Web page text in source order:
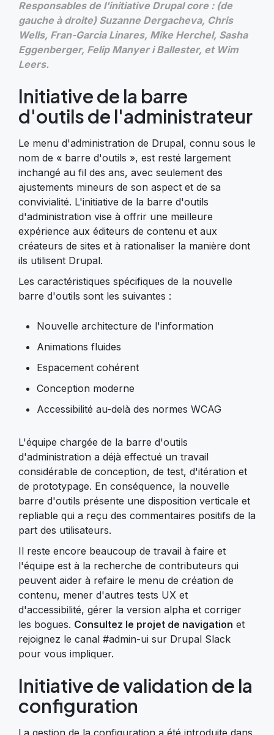
Responsables de l'initiative Drupal core : (de
gauche à droite) Suzanne Dergacheva, Chris
Wells, Fran-Garcia Linares, Mike Herchel, Sasha
Eggenberger, Felip Manyer i Ballester, et Wim
Leers.
Initiative de la barre
d'outils de l'administrateur
Le menu d'administration de Drupal, connu sous le
nom de « barre d'outils », est resté largement
inchangé au fil des ans, avec seulement des
ajustements mineurs de son aspect et de sa
convivialité. L'initiative de la barre d'outils
d'administration vise à offrir une meilleure
expérience aux éditeurs de contenu et aux
créateurs de sites et à rationaliser la manière dont
ils utilisent Drupal.
Les caractéristiques spécifiques de la nouvelle
barre d'outils sont les suivantes :
Nouvelle architecture de l'information
Animations fluides
Espacement cohérent
Conception moderne
Accessibilité au-delà des normes WCAG
L'équipe chargée de la barre d'outils
d'administration a déjà effectué un travail
considérable de conception, de test, d'itération et
de prototypage. En conséquence, la nouvelle
barre d'outils présente une disposition verticale et
repliable qui a reçu des commentaires positifs de la
part des utilisateurs.
Il reste encore beaucoup de travail à faire et
l'équipe est à la recherche de contributeurs qui
peuvent aider à refaire le menu de création de
contenu, mener d'autres tests UX et
d'accessibilité, gérer la version alpha et corriger
les bogues. Consultez le projet de navigation et
rejoignez le canal #admin-ui sur Drupal Slack
pour vous impliquer.
Initiative de validation de la
configuration